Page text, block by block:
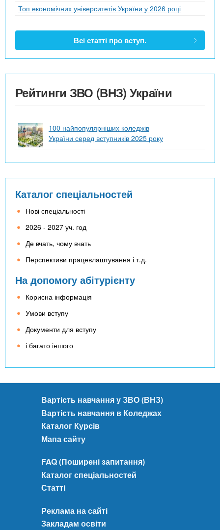
Топ економічних університетів України у 2026 році
Всі статті про вступ.
Рейтинги ЗВО (ВНЗ) України
100 найпопулярніших коледжів
України серед вступників 2025 року
Каталог спеціальностей
Нові спеціальності
2026 - 2027 уч. год
Де вчать, чому вчать
Перспективи працевлаштування і т.д.
На допомогу абітурієнту
Корисна інформація
Умови вступу
Документи для вступу
і багато іншого
Вартість навчання у ЗВО (ВНЗ)
Вартість навчання в Коледжах
Каталог Курсів
Мапа сайту
FAQ (Поширені запитання)
Каталог спеціальностей
Статті
Реклама на сайті
Закладам освіти